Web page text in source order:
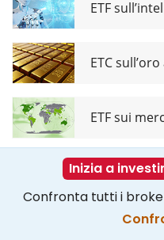
ETC
ETF sui
Domande